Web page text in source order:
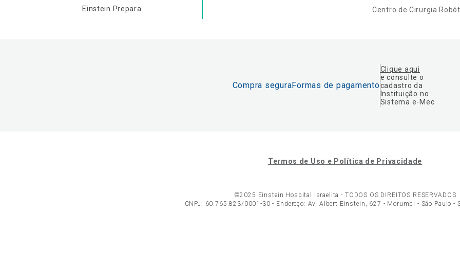
Einstein Prepara
Centro de Cirurgia
Compra seguraFormas de pagamento
Clique aqui
e consulte o
cadastro da
Instituição no
Sistema e-Mec
Termos de Uso e Política de Privacidade
©2025 Einstein Hospital Israelita - TODOS OS DIREITOS RESERVADOS
CNPJ: 60.765.823/0001-30 - Endereço: Av. Albert Einstein, 627 - Morumbi - São Paulo -